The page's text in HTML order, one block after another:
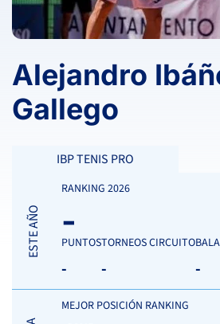
Alejandro
Gallego
IBP TENIS PRO
ESTE AÑO
RANKING 2026
-
PUNTOS
-
TORNEOS CIRCUITO
- -
MEJOR POSICIÓN RANKING